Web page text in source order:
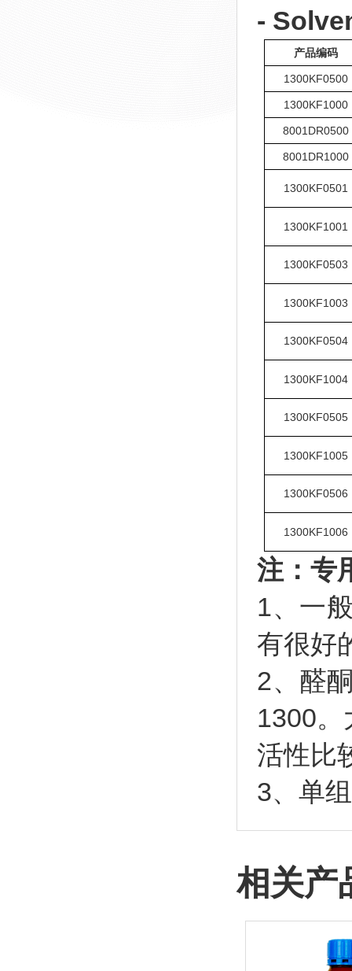
-
产品编码
1300KF0500
1300KF1000
8001DR0500
8001DR1000
1300KF0501
1300KF1001
1300KF0503
1300KF1003
1300KF0504
1300KF1004
1300KF0505
1300KF1005
1300KF0506
1300KF1006
注：专
1、一
有很好
2、醛
1300。
活性比
3、单
相关产